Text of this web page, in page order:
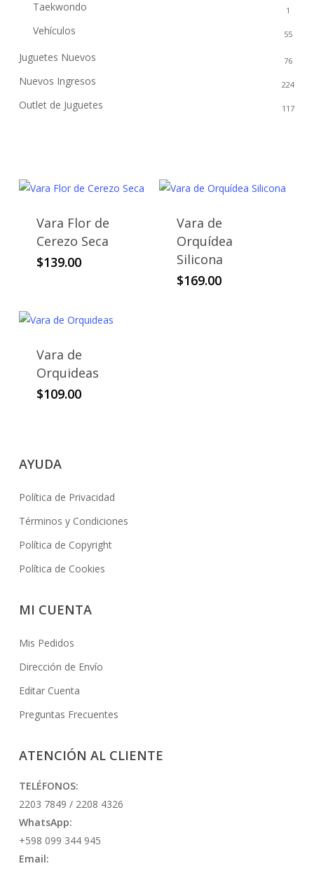
Taekwondo 1
Vehículos 55
Juguetes Nuevos 76
Nuevos Ingresos 224
Outlet de Juguetes 117
Vara Flor de
Cerezo Seca
$139.00
Vara de
Orquídea
Silicona
$169.00
Vara de
Orquideas
$109.00
AYUDA
Política de Privacidad
Términos y Condiciones
Política de Copyright
Política de Cookies
MI CUENTA
Mis Pedidos
Dirección de Envío
Editar Cuenta
Preguntas Frecuentes
ATENCIÓN AL CLIENTE
TELÉFONOS:
2203 7849 / 2208 4326
WhatsApp:
+598 099 344 945
Email: